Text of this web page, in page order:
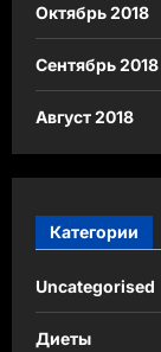
Октябрь 2018
Сентябрь 2018
Август 2018
Категории
Uncategorised
Диеты